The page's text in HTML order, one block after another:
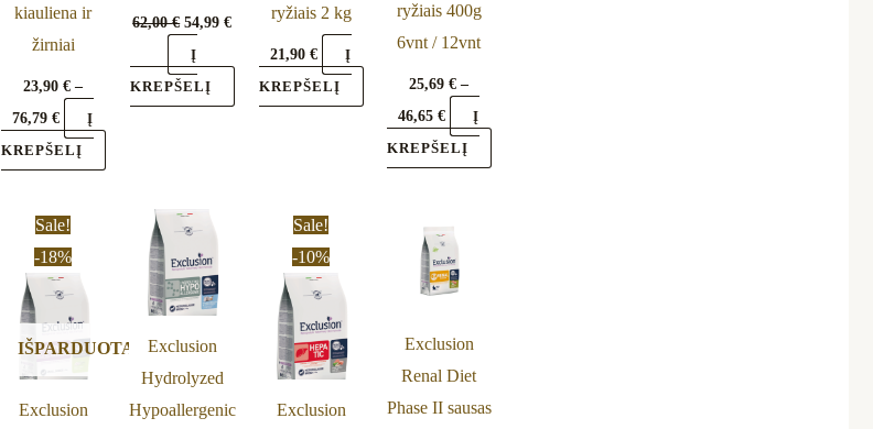
kiauliena ir
žirniai
23,90€ –
76,79€
Į
KREPŠELĮ
page
62,00€ 54,99€
Į
KREPŠELĮ
ryžiais 2 kg
21,90€
Į
KREPŠELĮ
ryžiais 400g
6vnt / 12vnt
25,69€ –
46,65€
Į
KREPŠELĮ
Sale!
-18%
IŠPARDUOTA
Exclusion
Original
price
was:
29,20 €.
Current
23,90 €.
Exclusion
Hydrolyzed
Hypoallergenic
Sale!
-10%
Exclusion
Original
price
was:
76,90 €.
Exclusion
Renal Diet
Phase II sausas